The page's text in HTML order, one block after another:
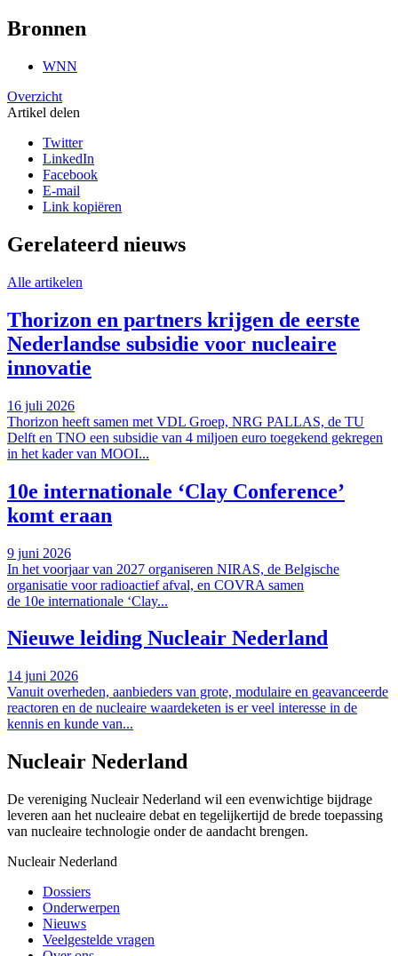
Bronnen
WNN
Overzicht
Artikel delen
Twitter
LinkedIn
Facebook
E-mail
Link kopiëren
Gerelateerd nieuws
Alle artikelen
Thorizon en partners krijgen de eerste
Nederlandse subsidie voor nucleaire
innovatie
16 juli 2026
Thorizon heeft samen met VDL Groep, NRG PALLAS, de TU
Delft en TNO een subsidie van 4 miljoen euro toegekend gekregen
in het kader van MOOI...
10e internationale ‘Clay Conference’
komt eraan
9 juni 2026
In het voorjaar van 2027 organiseren NIRAS, de Belgische
organisatie voor radioactief afval, en COVRA samen
de 10e internationale ‘Clay...
Nieuwe leiding Nucleair Nederland
14 juni 2026
Vanuit overheden, aanbieders van grote, modulaire en geavanceerde
reactoren en de nucleaire waardeketen is er veel interesse in de
kennis en kunde van...
Nucleair Nederland
De vereniging Nucleair Nederland wil een evenwichtige bijdrage
leveren aan het nucleaire debat en tegelijkertijd de brede toepassing
van nucleaire technologie onder de aandacht brengen.
Nucleair Nederland
Dossiers
Onderwerpen
Nieuws
Veelgestelde vragen